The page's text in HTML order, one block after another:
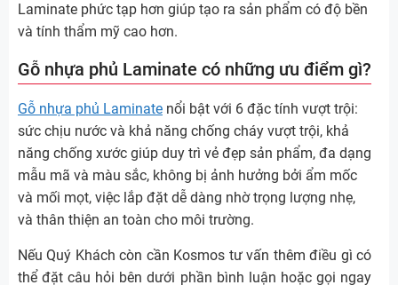
Laminate phức tạp hơn giúp tạo ra sản phẩm có độ bền
và tính thẩm mỹ cao hơn.
Gỗ nhựa phủ Laminate có những ưu điểm gì?
Gỗ nhựa phủ Laminate nổi bật với 6 đặc tính vượt trội:
sức chịu nước và khả năng chống cháy vượt trội, khả
năng chống xước giúp duy trì vẻ đẹp sản phẩm, đa dạng
mẫu mã và màu sắc, không bị ảnh hưởng bởi ẩm mốc
và mối mọt, việc lắp đặt dễ dàng nhờ trọng lượng nhẹ,
và thân thiện an toàn cho môi trường.
Nếu Quý Khách còn cần Kosmos tư vấn thêm điều gì có
thể đặt câu hỏi bên dưới phần bình luận hoặc gọi ngay